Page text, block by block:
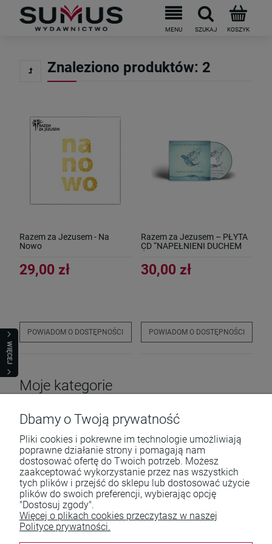
WIĘCEJ
Znaleziono produktów: 2
Razem za Jezusem - Na
Nowo
29,00 zł
POWIADOM O DOSTĘPNOŚCI
Razem za Jezusem – PŁYTA
CD “NAPEŁNIENI DUCHEM
30,00 zł
POWIADOM O DOSTĘPNOŚCI
Moje kategorie
Pomoc
Płatności i dostawa
Dbamy o Twoją prywatność
Pliki cookies i pokrewne im technologie umożliwiają
poprawne działanie strony i pomagają nam
dostosować ofertę do Twoich potrzeb. Możesz
zaakceptować wykorzystanie przez nas wszystkich
tych plików i przejść do sklepu lub dostosować użycie
plików do swoich preferencji, wybierając opcję
"Dostosuj zgody".
Więcej o plikach cookies przeczytasz w naszej
Polityce prywatności.